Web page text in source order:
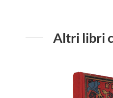
Altri libri